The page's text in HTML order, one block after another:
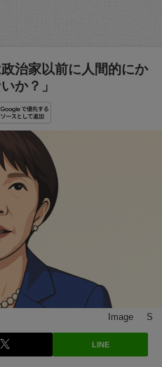
治家以前に人間的にか
か？」
Image © S
LINE